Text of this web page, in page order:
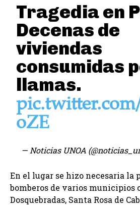
Tragedia en
Decenas de
viviendas
consumidas
llamas.
oZE
— Noticias UNOA
En el lugar se hizo necesaria la
bomberos de varios municipios
Dosquebradas, Santa Rosa de